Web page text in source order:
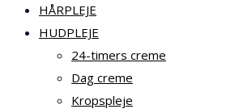
HÅRPLEJE
HUDPLEJE
24-timers creme
Dag creme
Kropspleje